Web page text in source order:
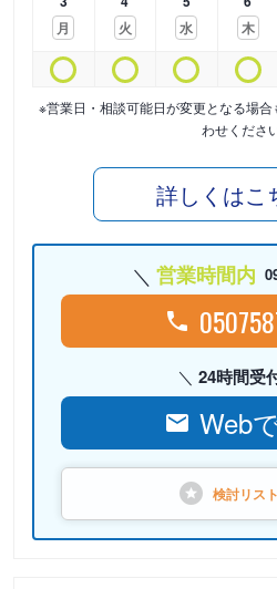
月
火
水
木
※営業日・相談可能日が変更となる場
わせください
詳しくはこ
営業時間内
24時間受
Web
検討リス